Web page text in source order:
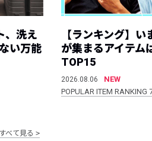
、洗え
い万能
【ランキング】
が集まるアイテム
TOP15
2026.08.06
NEW
POPULAR ITEM
すべて見る